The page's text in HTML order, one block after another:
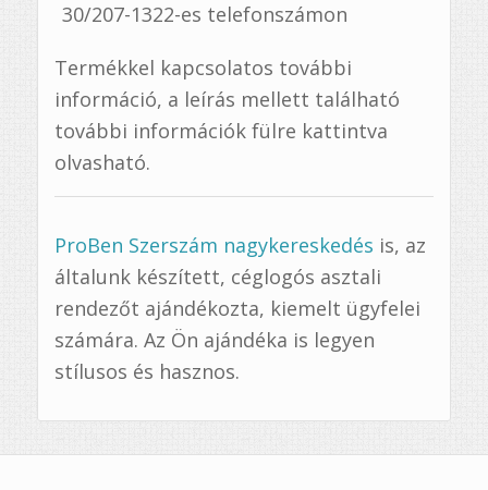
30/207-1322-es telefonszámon
Termékkel kapcsolatos további
információ, a leírás mellett található
további információk fülre kattintva
olvasható.
ProBen Szerszám nagykereskedés is, az
általunk készített, céglogós asztali
rendezőt ajándékozta, kiemelt ügyfelei
számára. Az Ön ajándéka is legyen
stílusos és hasznos.